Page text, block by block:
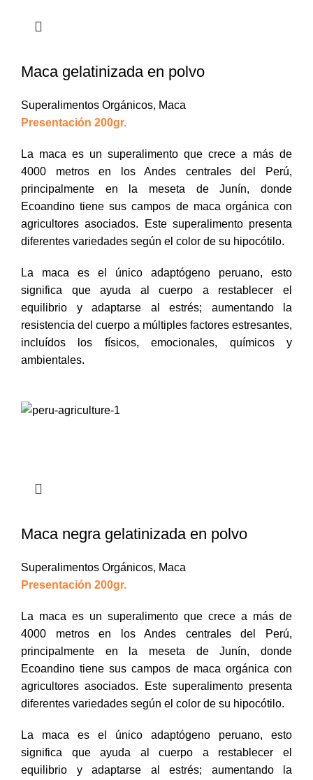
Maca gelatinizada en polvo
Superalimentos Orgánicos, Maca
Presentación 200gr.
La maca es un superalimento que crece a más de
4000 metros en los Andes centrales del Perú,
principalmente en la meseta de Junín, donde
Ecoandino tiene sus campos de maca orgánica con
agricultores asociados. Este superalimento presenta
diferentes variedades según el color de su hipocótilo.
La maca es el único adaptógeno peruano, esto
significa que ayuda al cuerpo a restablecer el
equilibrio y adaptarse al estrés; aumentando la
resistencia del cuerpo a múltiples factores estresantes,
incluídos los físicos, emocionales, químicos y
ambientales.
Maca negra gelatinizada en polvo
Superalimentos Orgánicos, Maca
Presentación 200gr.
La maca es un superalimento que crece a más de
4000 metros en los Andes centrales del Perú,
principalmente en la meseta de Junín, donde
Ecoandino tiene sus campos de maca orgánica con
agricultores asociados. Este superalimento presenta
diferentes variedades según el color de su hipocótilo.
La maca es el único adaptógeno peruano, esto
significa que ayuda al cuerpo a restablecer el
equilibrio y adaptarse al estrés; aumentando la